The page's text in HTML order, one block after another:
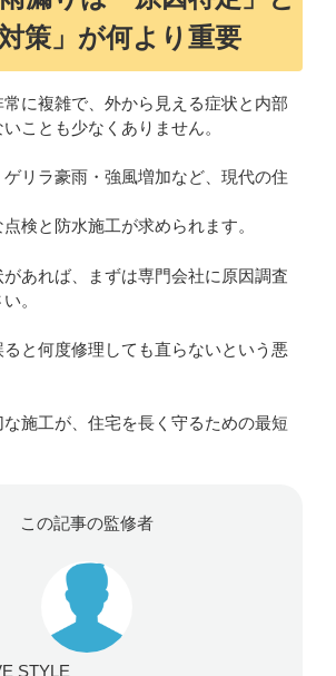
対策」が何より重要
に複雑で、外から見える症状と内部
ことも少なくありません。
リラ豪雨・強風増加など、現代の住
検と防水施工が求められます。
があれば、まずは専門会社に原因調査
。
と何度修理しても直らないという悪
施工が、住宅を長く守るための最短
この記事の監修者
STYLE